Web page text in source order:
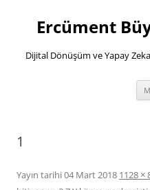
Ercüment
Dijital Dönüşüm ve Yapay
1
Yayın tarihi04 Mart 2018 1128 ×